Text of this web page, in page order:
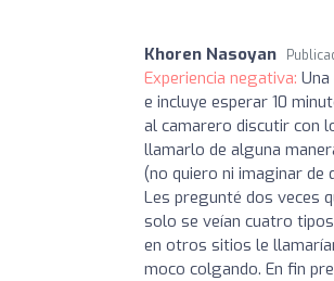
Khoren Nasoyan
Experiencia negativa:
e incluye esperar 10
al camarero discutir con
llamarlo de alguna
(no quiero ni imaginar
Les pregunté dos veces
solo se veían cuatro
en otros sitios le
moco colgando. En fin